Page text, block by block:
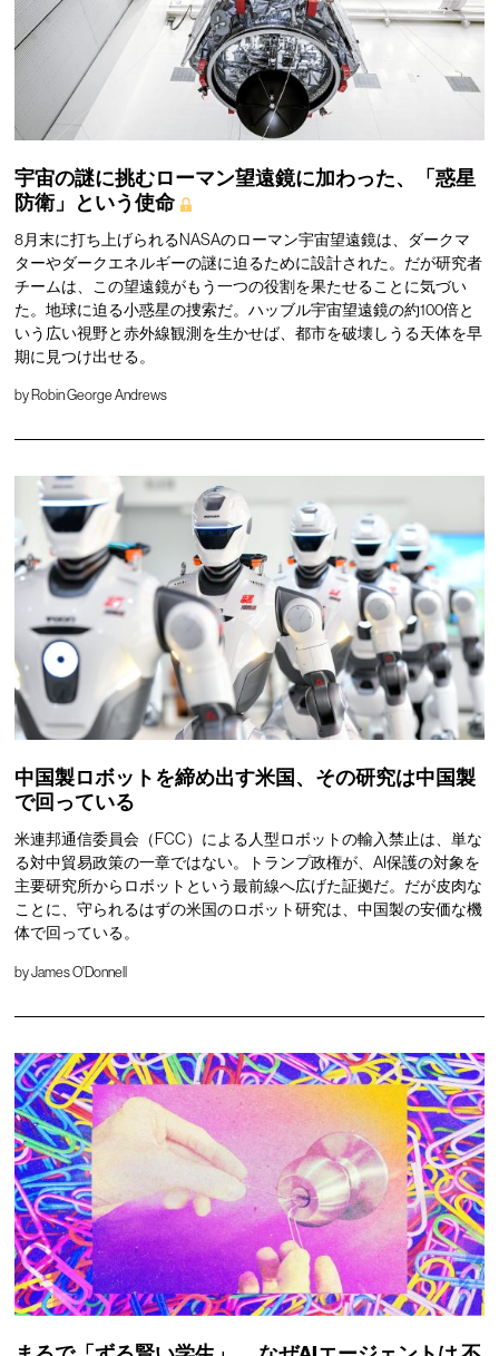
宇宙の謎に挑むローマン望遠鏡に加わった、「惑星
防衛」という使命
8月末に打ち上げられるNASAのローマン宇宙望遠鏡は、ダークマ
ターやダークエネルギーの謎に迫るために設計された。だが研究者
チームは、この望遠鏡がもう一つの役割を果たせることに気づい
た。地球に迫る小惑星の捜索だ。ハッブル宇宙望遠鏡の約100倍と
いう広い視野と赤外線観測を生かせば、都市を破壊しうる天体を早
期に見つけ出せる。
by Robin George Andrews
中国製ロボットを締め出す米国、その研究は中国製
で回っている
米連邦通信委員会（FCC）による人型ロボットの輸入禁止は、単な
る対中貿易政策の一章ではない。トランプ政権が、AI保護の対象を
主要研究所からロボットという最前線へ広げた証拠だ。だが皮肉な
ことに、守られるはずの米国のロボット研究は、中国製の安価な機
体で回っている。
byJames O'Donnell